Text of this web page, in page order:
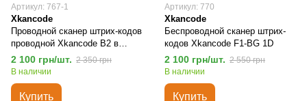
Артикул: 767-1
Xkancode
Проводной сканер штрих-кодов
проводной Xkancode B2 в
комплекте с подставкой
2 100 грн/шт. 2 350 грн
В наличии
Купить
Артикул: 770
Xkancode
Беспроводной сканер штрих-
кодов Xkancode F1-BG 1D
2 100 грн/шт. 2 550 грн
В наличии
Купить